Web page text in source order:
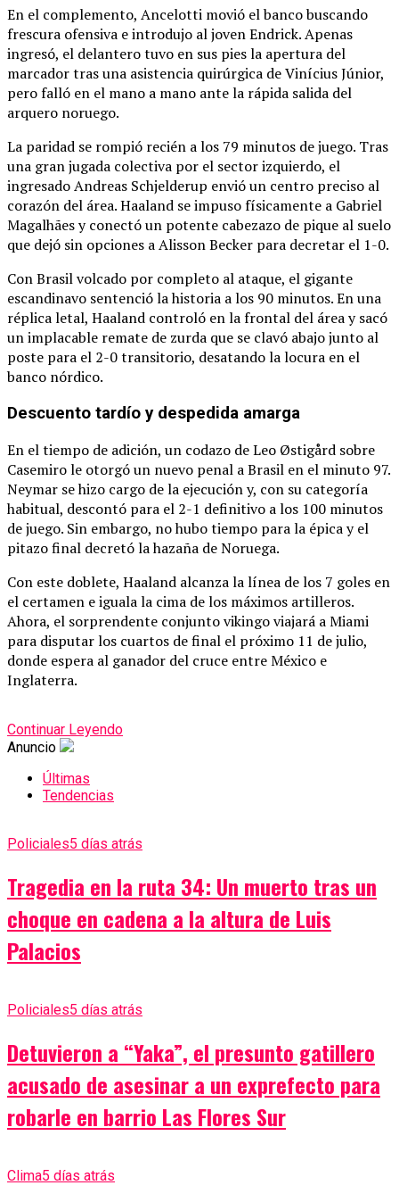
En el complemento, Ancelotti movió el banco buscando
frescura ofensiva e introdujo al joven Endrick.Apenas
ingresó, el delantero tuvo en sus pies la apertura del
marcador tras una asistencia quirúrgica de Vinícius Júnior,
pero falló en el mano a mano ante la rápida salida del
arquero noruego.
La paridad se rompió recién a los 79 minutos de juego. Tras
una gran jugada colectiva por el sector izquierdo, el
ingresado Andreas Schjelderup envió un centro preciso al
corazón del área.Haaland se impuso físicamente a Gabriel
Magalhães y conectó un potente cabezazo de pique al suelo
que dejó sin opciones a Alisson Becker para decretar el 1-0.
Con Brasil volcado por completo al ataque, el gigante
escandinavo sentenció la historia a los 90 minutos.En una
réplica letal, Haaland controló en la frontal del área y sacó
un implacable remate de zurda que se clavó abajo junto al
poste para el 2-0 transitorio, desatando la locura en el
banco nórdico.
Descuento tardío y despedida amarga
En el tiempo de adición, un codazo de Leo Østigård sobre
Casemiro le otorgó un nuevo penal a Brasil en el minuto 97.
Neymar se hizo cargo de la ejecución y, con su categoría
habitual, descontó para el 2-1 definitivo a los 100 minutos
de juego. Sin embargo, no hubo tiempo para la épica y el
pitazo final decretó la hazaña de Noruega.
Con este doblete, Haaland alcanza la línea de los 7 goles en
el certamen e iguala la cima de los máximos artilleros.
Ahora, el sorprendente conjunto vikingo viajará a Miami
para disputar los cuartos de final el próximo 11 de julio,
donde espera al ganador del cruce entre México e
Inglaterra.
Continuar Leyendo
Anuncio
Últimas
Tendencias
Policiales5 días atrás
Tragedia en la ruta 34: Un muerto tras un
choque en cadena a la altura de Luis
Palacios
Policiales5 días atrás
Detuvieron a “Yaka”, el presunto gatillero
acusado de asesinar a un exprefecto para
robarle en barrio Las Flores Sur
Clima5 días atrás